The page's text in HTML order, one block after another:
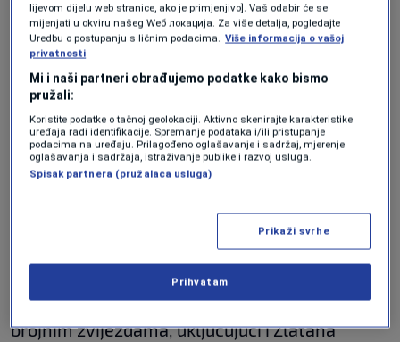
U emotivnoj ispovijesti otkrio je i nekoliko
nevjerovatnih priča iz perioda dok je igrao za
Paris Saint-Germain, a jedna uključuje i
Zlatana Ibrahimovića.
“Ibro nije mogao trenirati, a
Lavezzi je bio među prvim velikim pojačanjima
PSG-a nakon dolaska bogatih vlasnika iz
Katara, a u Parizu je dijelio svlačionicu sa
brojnim zvijezdama, uključujući i Zlatana
lijevom dijelu web stranice, ako je primjenjivo]. Vaš odabir će se
mijenjati u okviru našeg Wеб локација. Za više detalja, pogledajte
Uredbu o postupanju s ličnim podacima. Više informacija o vašoj
privatnosti
Mi i naši partneri obrađujemo podatke kako bismo
pružali:
Koristite podatke o tačnoj geolokaciji. Aktivno skenirajte karakteristike
uređaja radi identifikacije. Spremanje podataka i/ili pristupanje
podacima na uređaju. Prilagođeno oglašavanje i sadržaj, mjerenje
oglašavanja i sadržaja, istraživanje publike i razvoj usluga.
Spisak partnera (pružalaca usluga)
Prikaži svrhe
Prihvatam